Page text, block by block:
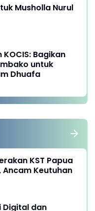
Musholla Nurul
Bagikan
untuk
Dhuafa
KST Papua
Keutuhan
Digital dan